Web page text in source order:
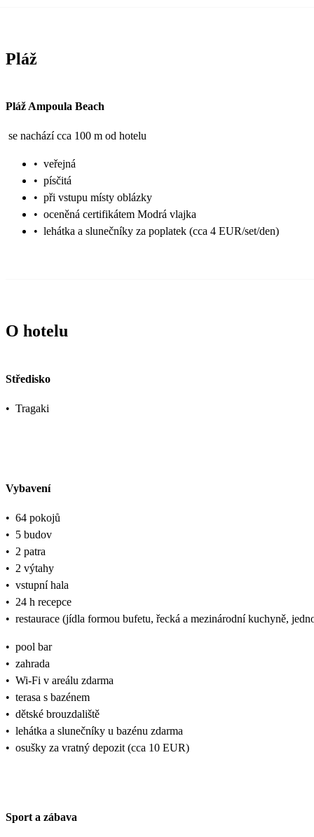
Pláž
Pláž Ampoula Beach
se nachází cca 100 m od hotelu
• veřejná
• písčitá
• při vstupu místy oblázky
• oceněná certifikátem Modrá vlajka
• lehátka a slunečníky za poplatek (cca 4 EUR/set/den)
O hotelu
Středisko
• Tragaki
Vybavení
• 64 pokojů
• 5 budov
• 2 patra
• 2 výtahy
• vstupní hala
• 24 h recepce
• restaurace (jídla formou bufetu, řecká a mezinárodní kuchyně,
• pool bar
• zahrada
• Wi-Fi v areálu zdarma
• terasa s bazénem
• dětské brouzdaliště
• lehátka a slunečníky u bazénu zdarma
• osušky za vratný depozit (cca 10 EUR)
Sport a zábava